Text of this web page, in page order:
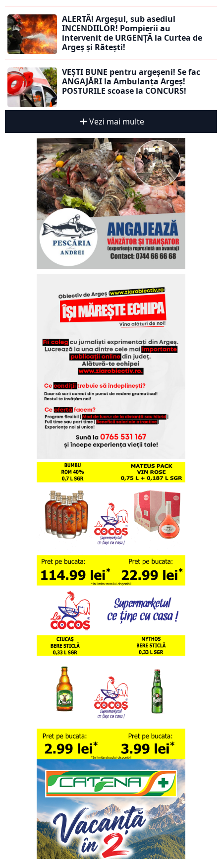
ALERTĂ! Argeșul, sub asediul
INCENDIILOR! Pompierii au
intervenit de URGENȚĂ la Curtea de
Argeș și Rătești!
VEȘTI BUNE pentru argeșeni! Se fac
ANGAJĂRI la Ambulanța Argeș!
POSTURILE scoase la CONCURS!
Vezi mai multe